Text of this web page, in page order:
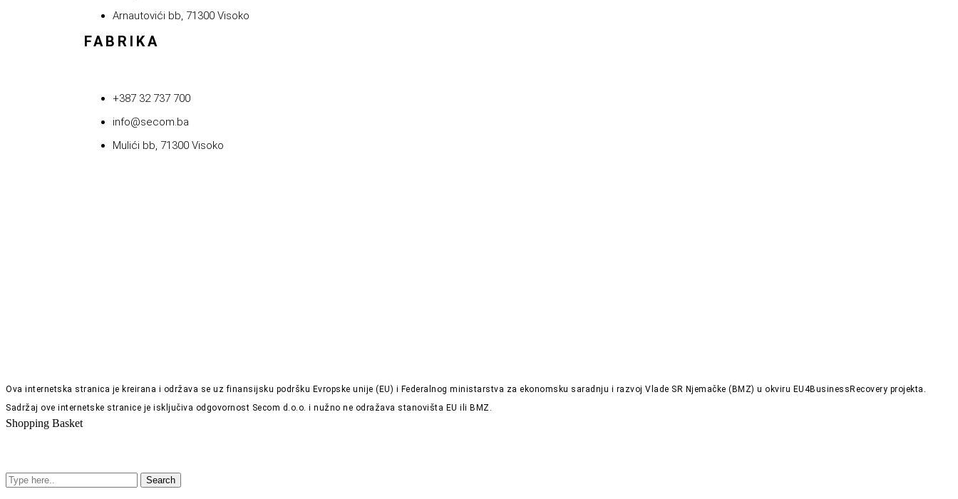
Arnautovići bb, 71300 Visoko
FABRIKA
+387 32 737 700
info@secom.ba
Mulići bb, 71300 Visoko
Ova internetska stranica je kreirana i održava se uz finansijsku podršku Evropske unije (EU) i Federalnog ministarstva za ekonomsku saradnju i razvoj Vlade SR Njemačke (BMZ) u okviru EU4BusinessRecovery projekta.
Sadržaj ove internetske stranice je isključiva odgovornost Secom d.o.o. i nužno ne odražava stanovišta EU ili BMZ.
Shopping Basket